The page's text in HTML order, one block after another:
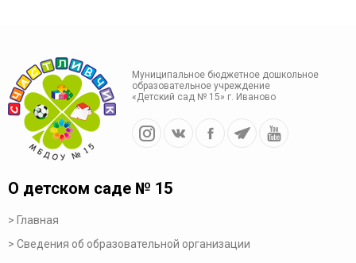
Муниципальное бюджетное дошкольное
образовательное учреждение
«Детский сад № 15» г. Иваново
О детском саде № 15
Главная
Сведения об образовательной организации